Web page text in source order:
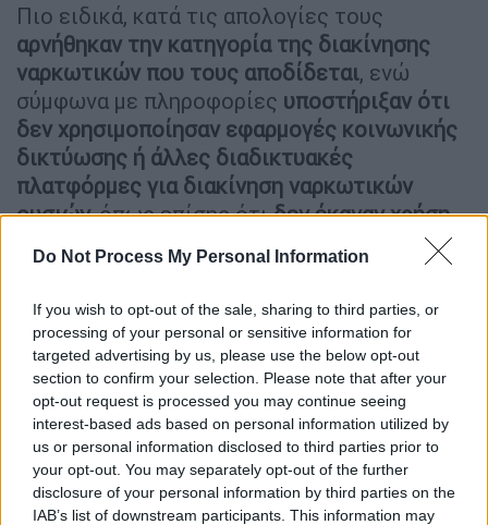
Do Not Process My Personal Information
If you wish to opt-out of the sale, sharing to third parties, or
processing of your personal or sensitive information for
targeted advertising by us, please use the below opt-out
section to confirm your selection. Please note that after your
opt-out request is processed you may continue seeing
interest-based ads based on personal information utilized by
us or personal information disclosed to third parties prior to
your opt-out. You may separately opt-out of the further
disclosure of your personal information by third parties on the
IAB’s list of downstream participants. This information may
Πιο ειδικά, κατά τις απολογίες τους
αρνήθηκαν την κατηγορία της διακίνησης
ναρκωτικών που τους αποδίδεται, ενώ
σύμφωνα με πληροφορίες υποστήριξαν ότι
δεν χρησιμοποίησαν εφαρμογές κοινωνικής
δικτύωσης ή άλλες διαδικτυακές
πλατφόρμες για διακίνηση ναρκωτικών
ουσιών,όπως επίσης ότιδεν έκαναν χρήση
ούτε τοποθέτησαν τα αυτοκόλλητα με τα QR
codes που εντοπίστηκαν από τις
αστυνομικές Αρχές.
ΔΙΑΒΑΣΤΕ ΕΠΙΣΗΣ
Ελλάδα|08.05.2026 16:24
Θεσσαλονίκη: Άνδρας προσπάθησε να
μπει με όπλο σε κατάστημα όπου
εργάζεται η πρώην σύντροφός του